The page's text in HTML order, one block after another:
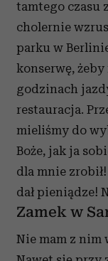
tamtego czasu
cholernie
parku w
konserwę,
godzinach
restauracja.
mieliśmy do
Boże, jak ja
dla mnie
dał pieniądze!
Zamek w
Nie mam z nim